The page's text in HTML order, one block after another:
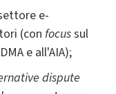
e-
(con focussul
e all'AIA);
dispute